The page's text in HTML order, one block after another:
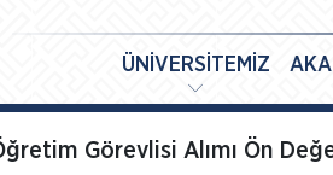
ÜNİVERSİTEMİZ
Görevlisi Alımı Ön